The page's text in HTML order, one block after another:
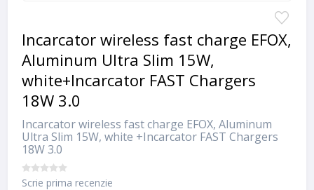
Incarcator wireless fast charge EFOX,
Aluminum Ultra Slim 15W,
white+Incarcator FAST Chargers
18W 3.0
Incarcator wireless fast charge EFOX, Aluminum
Ultra Slim 15W, white +Incarcator FAST Chargers
18W 3.0
Scrie prima recenzie